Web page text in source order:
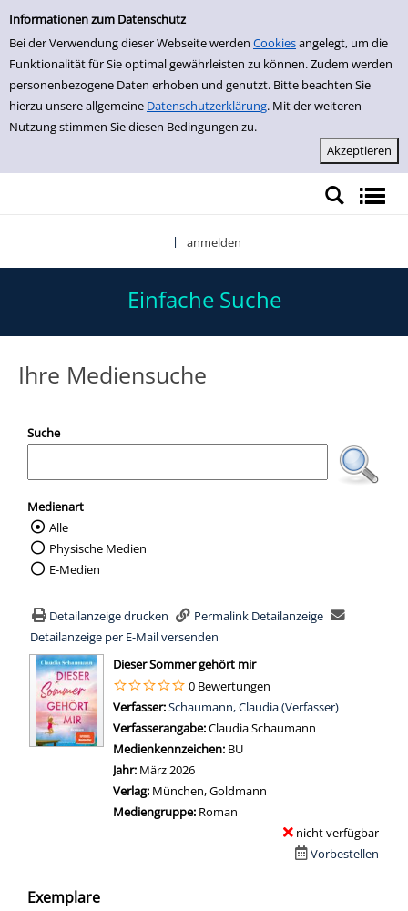
Einfache Suche
Informationen zum Datenschutz
Bei der Verwendung dieser Webseite werden Cookiesangelegt, um die
Funktionalität für Sie optimal gewährleisten zu können. Zudem werden
personenbezogene Daten erhoben und genutzt. Bitte beachten Sie
hierzu unsere allgemeine Datenschutzerklärung. Mit der weiteren
Nutzung stimmen Sie diesen Bedingungen zu.
Zur Detailanzeige springen
anmelden
Einfache Suche
Ihre Mediensuche
Suche
Medienart
Wählen Sie die Medienart nach der Sie
Alle
Physische Medien
E-Medien
Detailanzeige drucken
Permalink Detailanzeige
Detailanzeige per E-Mail versenden
wird in neuem Tab geöffnet
Dieser Sommer gehört mir
0 Bewertungen
Verfasser:Suche nach diesem Verfasser
Schaumann, Claudia (Verfasser)
Verfasserangabe:Claudia Schaumann
Medienkennzeichen: BU
Jahr: März 2026
Verlag: München, Goldmann
Mediengruppe: Roman
nicht verfügbar
Vorbestellen
Exemplare